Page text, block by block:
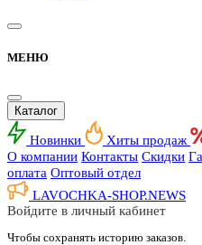
МЕНЮ
Каталог
Новинки Хиты продаж
О компании Контакты Скидки
оплата Оптовый отдел
LAVOCHKA-SHOP.NEWS
Войдите в личный кабинет
Чтобы сохранять историю заказов.